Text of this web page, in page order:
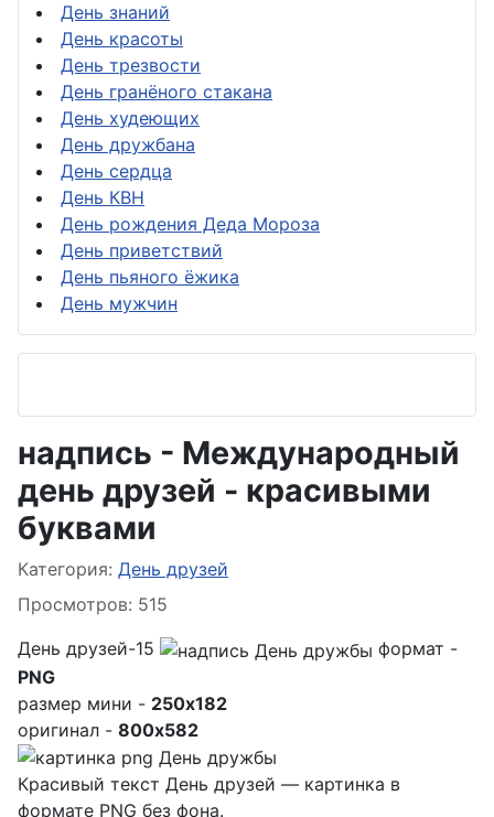
День знаний
День красоты
День трезвости
День гранёного стакана
День худеющих
День дружбана
День сердца
День КВН
День рождения Деда Мороза
День приветствий
День пьяного ёжика
День мужчин
надпись - Международный
день друзей - красивыми
буквами
Информация о материале
Категория: День друзей
Просмотров: 515
День друзей-15
формат -
PNG
размер мини - 250x182
оригинал - 800x582
Красивый текст День друзей — картинка в
формате PNG без фона.